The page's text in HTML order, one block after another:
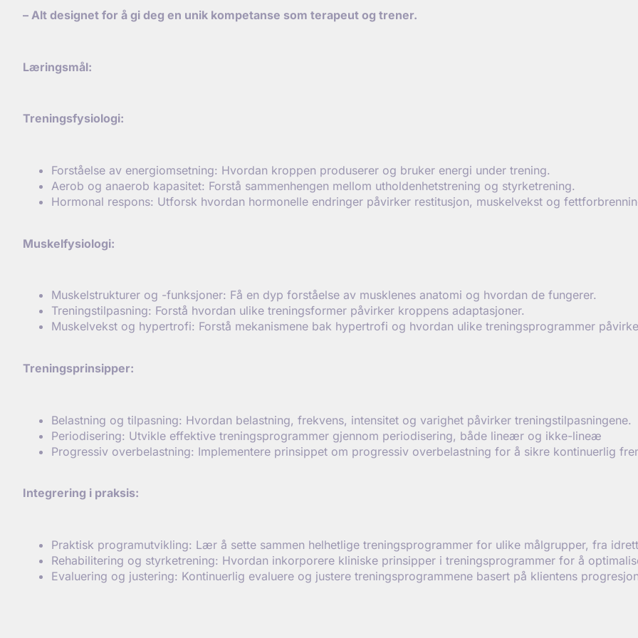
– Alt designet for å gi deg en unik kompetanse som terapeut og trener.
Læringsmål:
Treningsfysiologi:
Forståelse av energiomsetning: Hvordan kroppen produserer og bruker energi under trening.
Aerob og anaerob kapasitet: Forstå sammenhengen mellom utholdenhetstrening og styrketrening.
Hormonal respons: Utforsk hvordan hormonelle endringer påvirker restitusjon, muskelvekst og
Muskelfysiologi:
Muskelstrukturer og -funksjoner: Få en dyp forståelse av musklenes anatomi og hvordan de fungerer.
Treningstilpasning: Forstå hvordan ulike treningsformer påvirker kroppens adaptasjoner.
Muskelvekst og hypertrofi: Forstå mekanismene bak hypertrofi og hvordan ulike treningsprogrammer
Treningsprinsipper:
Belastning og tilpasning: Hvordan belastning, frekvens, intensitet og varighet påvirker treningstilpasningene.
Periodisering: Utvikle effektive treningsprogrammer gjennom periodisering, både lineær og ikke-lineæ
Progressiv overbelastning: Implementere prinsippet om progressiv overbelastning for å sikre kontinuerlig
Integrering i praksis:
Praktisk programutvikling: Lær å sette sammen helhetlige treningsprogrammer for ulike målgrupper, fra
Rehabilitering og styrketrening: Hvordan inkorporere kliniske prinsipper i treningsprogrammer for å
Evaluering og justering: Kontinuerlig evaluere og justere treningsprogrammene basert på klientens